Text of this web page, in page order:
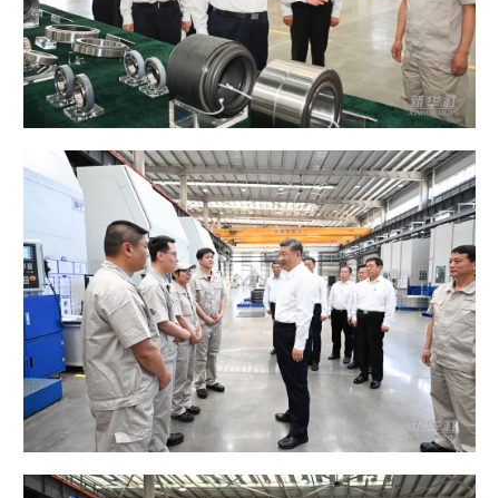
公益 一带一路 亚太网 上市公司
文化产业
地方频道
北京 天津 河北 山西
辽宁 吉林 上海 江苏
浙江 安徽 福建 江西
山东 河南 湖北 湖南
广西 重庆